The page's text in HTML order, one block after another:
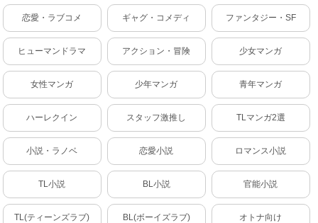
恋愛・ラブコメ ギャグ・コメディ ファンタジー・SF
ヒューマンドラマ アクション・冒険 少女マンガ
女性マンガ 少年マンガ 青年マンガ
ハーレクイン スタッフ激推し TLマンガ2選
小説・ラノベ 恋愛小説 ロマンス小説
TL小説 BL小説 官能小説
TL(ティーンズラブ) BL(ボーイズラブ) オトナ向け